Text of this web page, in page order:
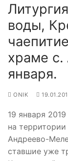
воды,
храме
января.
ONIK
19 января
на
Андреево-
ставшие уже